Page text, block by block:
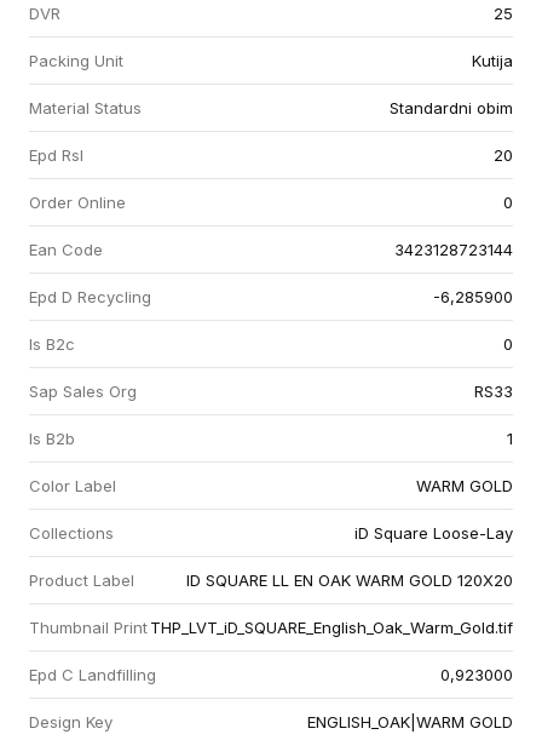
DVR 25
Packing Unit Kutija
Material Status Standardni obim
Epd Rsl 20
Order Online 0
Ean Code 3423128723144
Epd D Recycling -6,285900
Is B2c 0
Sap Sales Org RS33
Is B2b 1
Color Label WARM GOLD
Collections iD Square Loose-Lay
Product Label ID SQUARE LL EN OAK WARM GOLD 120X20
Thumbnail PrintTHP_LVT_iD_SQUARE_English_Oak_Warm_Gold.tif
Epd C Landfilling 0,923000
Design Key ENGLISH_OAK|WARM GOLD